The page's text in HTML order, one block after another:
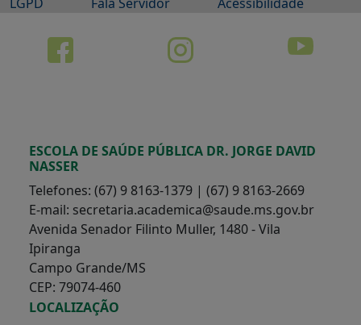
ESCOLA DE SAÚDE PÚBLICA DR. JORGE DAVID
NASSER
Telefones: (67) 9 8163-1379 | (67) 9 8163-2669
E-mail: secretaria.academica@saude.ms.gov.br
Avenida Senador Filinto Muller, 1480 - Vila
Ipiranga
Campo Grande/MS
CEP: 79074-460
LOCALIZAÇÃO